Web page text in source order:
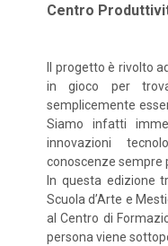
Centro
Il progetto è rivolto
in gioco per
semplicemente
Siamo infatti
innovazioni
conoscenze sempre
In questa edizione
Scuola d’Arte e
al Centro di
persona viene